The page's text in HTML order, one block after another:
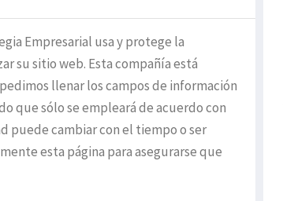
Empresarial usa y protege la
su sitio web. Esta compañía está
llenar los campos de información
que sólo se empleará de acuerdo con
puede cambiar con el tiempo o ser
esta página para asegurarse que